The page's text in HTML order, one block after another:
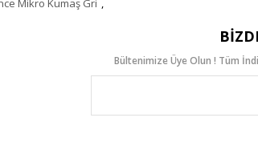
Mikro Kumaş Gri ,
Bültenimize Üye Olun ! Tüm